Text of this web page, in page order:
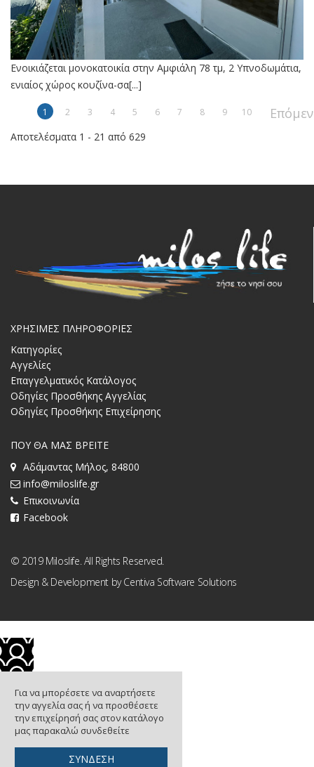
Ενοικιάζεται μονοκατοικία στην Αμφιάλη 78 τμ, 2 Υπνοδωμάτια,
ενιαίος χώρος κουζίνα-σα[...]
1 2 3 4 5 6 7 8 9 10
Αποτελέσματα 1 - 21 από 629
ΧΡΗΣΙΜΕΣ ΠΛΗΡΟΦΟΡΙΕΣ
Κατηγορίες
Αγγελίες
Επαγγελματικός Κατάλογος
Οδηγίες Προσθήκης Αγγελίας
Οδηγίες Προσθήκης Επιχείρησης
ΠΟΥ ΘΑ ΜΑΣ ΒΡΕΙΤΕ
Αδάμαντας Μήλος, 84800
info@miloslife.gr
Επικοινωνία
Facebook
© 2019 Miloslife. All Rights Reserved.
Design & Development byCentiva Software Solutions
Για να μπορέσετε να αναρτήσετε
την αγγελία σας ή να προσθέσετε
την επιχείρησή σας στον κατάλογο
μας παρακαλώ συνδεθείτε
ΣΥΝΔΕΣΗ